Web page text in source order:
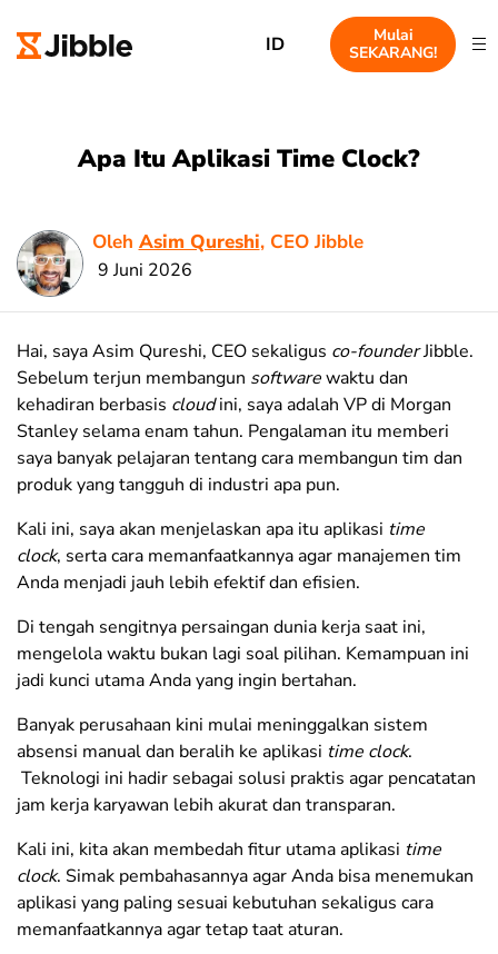
ID
Mulai
SEKARANG!
Apa Itu Aplikasi Time Clock?
Oleh Asim Qureshi, CEO Jibble
9 Juni 2026
Hai, saya Asim Qureshi, CEO sekaligus co-founderJibble.
Sebelum terjun membangun softwarewaktu dan
kehadiran berbasis cloudini, saya adalah VP di Morgan
Stanley selama enam tahun. Pengalaman itu memberi
saya banyak pelajaran tentang cara membangun tim dan
produk yang tangguh di industri apa pun.
Kali ini, saya akan menjelaskan apa itu aplikasi time
clock, serta cara memanfaatkannya agar manajemen tim
Anda menjadi jauh lebih efektif dan efisien.
Di tengah sengitnya persaingan dunia kerja saat ini,
mengelola waktu bukan lagi soal pilihan. Kemampuan ini
jadi kunci utama Anda yang ingin bertahan.
Banyak perusahaan kini mulai meninggalkan sistem
absensi manual dan beralih ke aplikasi time clock.
Teknologi ini hadir sebagai solusi praktis agar pencatatan
jam kerja karyawan lebih akurat dan transparan.
Kali ini, kita akan membedah fitur utama aplikasi time
clock. Simak pembahasannya agar Anda bisa menemukan
aplikasi yang paling sesuai kebutuhan sekaligus cara
memanfaatkannya agar tetap taat aturan.